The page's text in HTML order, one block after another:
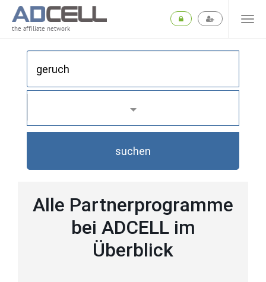
the affiliate network
suchen
Alle Partnerprogramme
bei ADCELL im
Überblick